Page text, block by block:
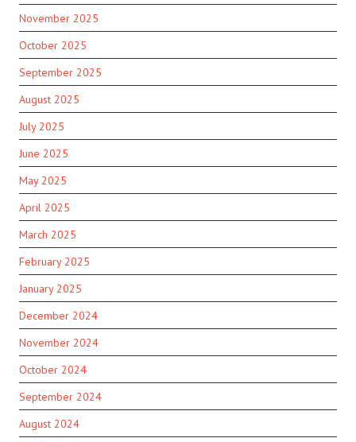
November 2025
October 2025
September 2025
August 2025
July 2025
June 2025
May 2025
April 2025
March 2025
February 2025
January 2025
December 2024
November 2024
October 2024
September 2024
August 2024